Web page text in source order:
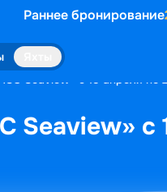
Раннее бронирование
Seaview» с 15 апреля по
Seaview»